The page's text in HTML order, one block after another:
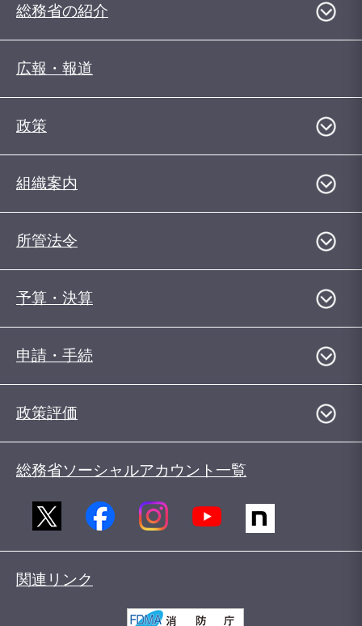
総務省の紹介
広報・報道
政策
組織案内
所管法令
予算・決算
申請・手続
政策評価
総務省ソーシャルアカウント一覧
関連リンク